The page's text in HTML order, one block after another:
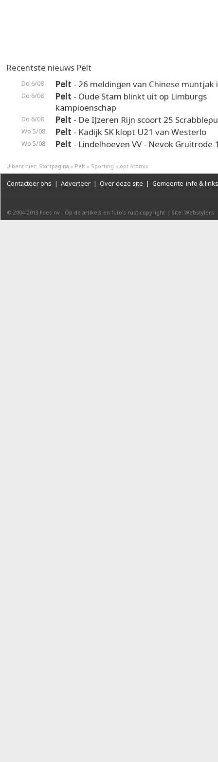
Recentste nieuws Pelt
Do 6/08 Pelt - 26 meldingen van Chinese muntjak
Do 6/08 Pelt - Oude Stam blinkt uit op Limburgs
kampioenschap
Do 6/08 Pelt - De IJzeren Rijn scoort 25
Wo 5/08 Pelt - Kadijk SK klopt U21 van Westerlo
Wo 5/08 Pelt - Lindelhoeven VV - Nevok Gruitrode
U bent hier: Startpagina » Pelt » Sporting klopt Atomix
Contacteer ons | Adverteer | Over deze site | Gemeente-info & links
© 2004-2013 Faes nv - Op de artikels en foto’s rust copyright | Site: Webstylers